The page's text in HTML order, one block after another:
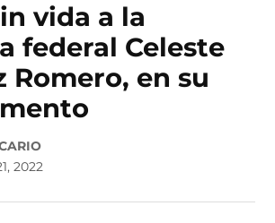
vida a la
federal Celeste
Romero, en su
2022